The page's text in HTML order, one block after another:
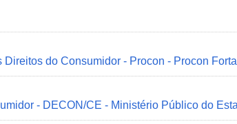
do Consumidor - Procon - Procon
- DECON/CE - Ministério Público do